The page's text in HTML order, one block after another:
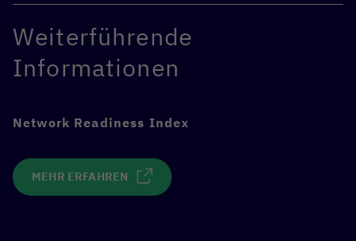
Weiterführende
Informationen
Network Readiness Index
MEHR ERFAHREN